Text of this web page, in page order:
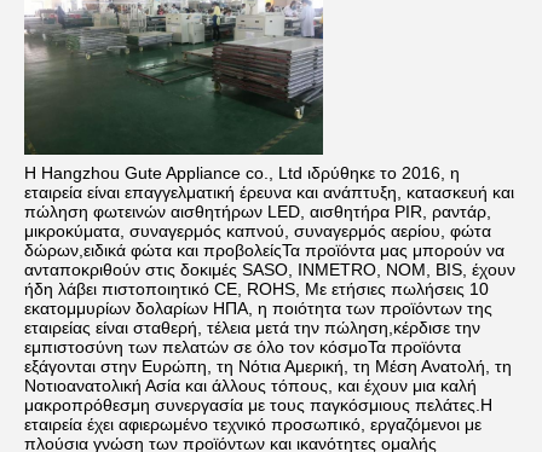
Η Hangzhou Gute Appliance co., Ltd ιδρύθηκε το 2016, η
εταιρεία είναι επαγγελματική έρευνα και ανάπτυξη, κατασκευή και
πώληση φωτεινών αισθητήρων LED, αισθητήρα PIR, ραντάρ,
μικροκύματα, συναγερμός καπνού, συναγερμός αερίου, φώτα
δώρων,ειδικά φώτα και προβολείςΤα προϊόντα μας μπορούν να
ανταποκριθούν στις δοκιμές SASO, INMETRO, NOM, BIS, έχουν
ήδη λάβει πιστοποιητικό CE, ROHS, Με ετήσιες πωλήσεις 10
εκατομμυρίων δολαρίων ΗΠΑ, η ποιότητα των προϊόντων της
εταιρείας είναι σταθερή, τέλεια μετά την πώληση,κέρδισε την
εμπιστοσύνη των πελατών σε όλο τον κόσμοΤα προϊόντα
εξάγονται στην Ευρώπη, τη Νότια Αμερική, τη Μέση Ανατολή, τη
Νοτιοανατολική Ασία και άλλους τόπους, και έχουν μια καλή
μακροπρόθεσμη συνεργασία με τους παγκόσμιους πελάτες.Η
εταιρεία έχει αφιερωμένο τεχνικό προσωπικό, εργαζόμενοι με
πλούσια γνώση των προϊόντων και ικανότητες ομαλής